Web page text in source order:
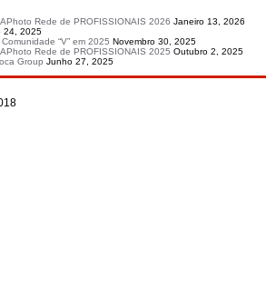
Rede de PROFISSIONAIS 2026 Janeiro 13, 2026
24, 2025
“V” em 2025 Novembro 30, 2025
Rede de PROFISSIONAIS 2025 Outubro 2, 2025
Group Junho 27, 2025